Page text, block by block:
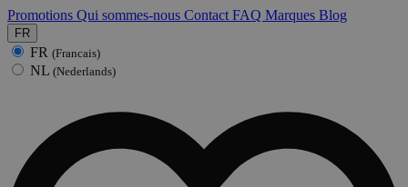
Promotions Qui sommes-nous Contact FAQ Marques Blog
FR
FR (Francais)
NL (Nederlands)